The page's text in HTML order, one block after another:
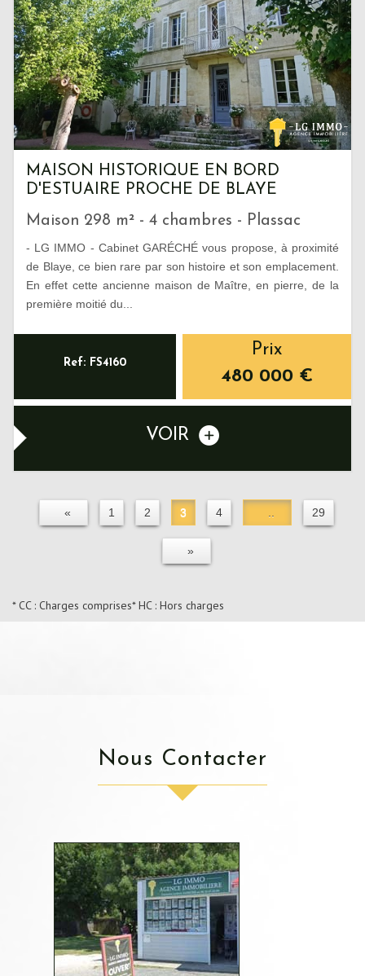
MAISON HISTORIQUE EN BORD
D'ESTUAIRE PROCHE DE BLAYE
Maison 298 m² - 4 chambres - Plassac
- LG IMMO - Cabinet GARÉCHÉ vous propose, à proximité
de Blaye, ce bien rare par son histoire et son emplacement.
En effet cette ancienne maison de Maître, en pierre, de la
première moitié du...
Ref: FS4160
Prix
480 000 €
VOIR
« 1 2 3 4 29
»
* CC : Charges comprises* HC : Hors charges
Nous Contacter